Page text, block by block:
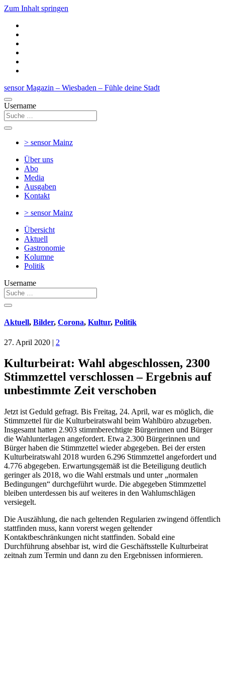
Zum Inhalt springen
sensor Magazin – Wiesbaden – Fühle deine Stadt
Username
> sensorMainz
Über uns
Abo
Media
Ausgaben
Kontakt
> sensorMainz
Übersicht
Aktuell
Gastronomie
Kolumne
Politik
Username
Aktuell, Bilder, Corona, Kultur, Politik
27. April 2020 | 2
Kulturbeirat: Wahl abgeschlossen, 2300
Stimmzettel verschlossen – Ergebnis auf
unbestimmte Zeit verschoben
Jetzt ist Geduld gefragt. Bis Freitag, 24. April, war es möglich, die
Stimmzettel für die Kulturbeiratswahl beim Wahlbüro abzugeben.
Insgesamt hatten 2.903 stimmberechtigte Bürgerinnen und Bürger
die Wahlunterlagen angefordert. Etwa 2.300 Bürgerinnen und
Bürger haben die Stimmzettel wieder abgegeben. Bei der ersten
Kulturbeiratswahl 2018 wurden 6.296 Stimmzettel angefordert und
4.776 abgegeben. Erwartungsgemäß ist die Beteiligung deutlich
geringer als 2018, wo die Wahl erstmals und unter „normalen
Bedingungen“ durchgeführt wurde. Die abgegeben Stimmzettel
bleiben unterdessen bis auf weiteres in den Wahlumschlägen
versiegelt.
Die Auszählung, die nach geltenden Regularien zwingend öffentlich
stattfinden muss, kann vorerst wegen geltender
Kontaktbeschränkungen nicht stattfinden. Sobald eine
Durchführung absehbar ist, wird die Geschäftsstelle Kulturbeirat
zeitnah zum Termin und dann zu den Ergebnissen informieren.